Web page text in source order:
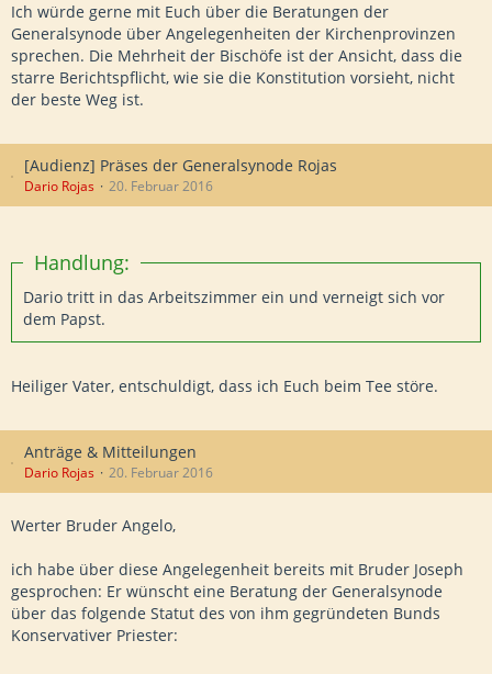
Ich würde gerne mit Euch über die Beratungen der
Generalsynode über Angelegenheiten der Kirchenprovinzen
sprechen. Die Mehrheit der Bischöfe ist der Ansicht, dass die
starre Berichtspflicht, wie sie die Konstitution vorsieht, nicht
der beste Weg ist.
[Audienz] Präses der Generalsynode Rojas
Dario Rojas 20. Februar 2016
Handlung:
Dario tritt in das Arbeitszimmer ein und verneigt sich vor
dem Papst.
Heiliger Vater, entschuldigt, dass ich Euch beim Tee störe.
Anträge & Mitteilungen
Dario Rojas 20. Februar 2016
Werter Bruder Angelo,
ich habe über diese Angelegenheit bereits mit Bruder Joseph
gesprochen: Er wünscht eine Beratung der Generalsynode
über das folgende Statut des von ihm gegründeten Bunds
Konservativer Priester: